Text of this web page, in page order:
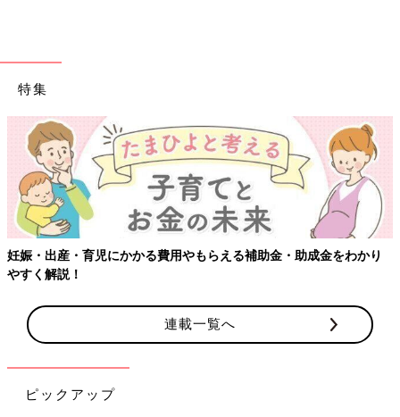
特集
妊娠・出産・育児にかかる費用やもらえる補助金・助成金をわかり
やすく解説！
連載一覧へ
ピックアップ